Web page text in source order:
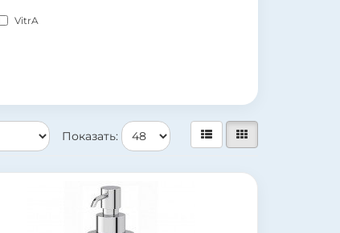
VitrA
Показать: